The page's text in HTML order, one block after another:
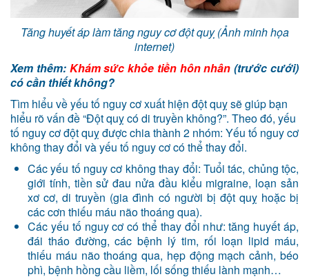
Tăng huyết áp làm tăng nguy cơ đột quỵ (Ảnh minh họa
internet)
Xem thêm: Khám sức khỏe tiền hôn nhân (trước cưới)
có cần thiết không?
Tìm hiểu về yếu tố nguy cơ xuất hiện đột quỵ sẽ giúp bạn
hiểu rõ vấn đề “Đột quỵ có di truyền không?”. Theo đó, yếu
tố nguy cơ đột quỵ được chia thành 2 nhóm: Yếu tố nguy cơ
không thay đổi và yếu tố nguy cơ có thể thay đổi.
Các yếu tố nguy cơ không thay đổi: Tuổi tác, chủng tộc,
giới tính, tiền sử đau nửa đầu kiểu migraine, loạn sản
xơ cơ, di truyền (gia đình có người bị đột quỵ hoặc bị
các cơn thiếu máu não thoáng qua).
Các yếu tố nguy cơ có thể thay đổi như: tăng huyết áp,
đái tháo đường, các bệnh lý tim, rối loạn lipid máu,
thiếu máu não thoáng qua, hẹp động mạch cảnh, béo
phì, bệnh hồng cầu liềm, lối sống thiếu lành mạnh…